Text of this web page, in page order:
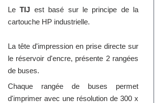
Le TIJ est basé sur le principe de la
cartouche HP industrielle.
La tête d'impression en prise directe sur
le réservoir d'encre, présente 2 rangées
de buses.
Chaque rangée de buses permet
d'imprimer avec une résolution de 300 x